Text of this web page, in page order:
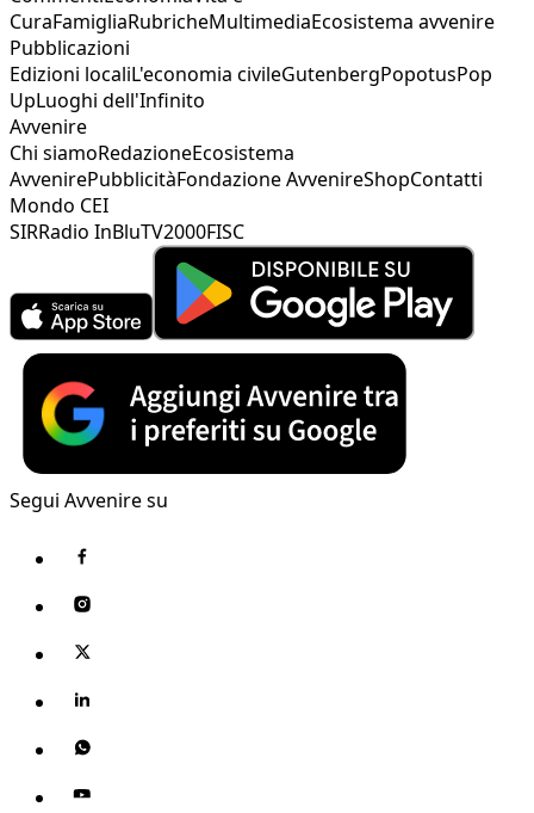
CuraFamigliaRubricheMultimediaEcosistema avvenire
Pubblicazioni
Edizioni localiL'economia civileGutenbergPopotusPop
UpLuoghi dell'Infinito
Avvenire
Chi siamoRedazioneEcosistema
AvvenirePubblicitàFondazione AvvenireShopContatti
Mondo CEI
SIRRadio InBluTV2000FISC
Segui Avvenire su